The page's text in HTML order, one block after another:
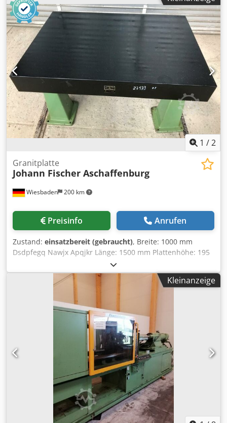
1 /2
Wiesbaden 200 km
Granitplatte
Johann Fischer Aschaffenburg
Preisinfo Anrufen
Zustand: einsatzbereit (gebraucht), Breite: 1000 mm
Dsdpfegq Nawjx Apqjkr Länge: 1500 mm Plattenhöhe: 195
mm Stellfüßenhöhe: 600 mm Gesamthöhe, Arbeitshöhe:
ca. 800 mm Gewicht:
Kleinanzeige